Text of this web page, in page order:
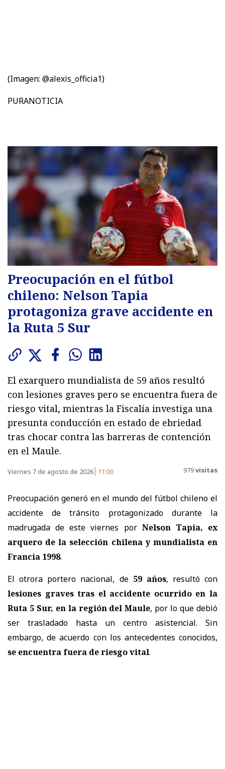
(Imagen: @alexis_officia1)
PURANOTICIA
Preocupación en el fútbol
chileno: Nelson Tapia
protagoniza grave accidente en
la Ruta 5 Sur
El exarquero mundialista de 59 años resultó
con lesiones graves pero se encuentra fuera de
riesgo vital, mientras la Fiscalía investiga una
presunta conducción en estado de ebriedad
tras chocar contra las barreras de contención
en el Maule.
Viernes 7 de agosto de 2026 11:00 979visitas
Preocupación generó en el mundo del fútbol chileno el
accidente de tránsito protagonizado durante la
madrugada de este viernes por Nelson Tapia, ex
arquero de la selección chilena y mundialista en
Francia 1998.
El otrora portero nacional, de 59 años, resultó con
lesiones graves tras el accidente ocurrido en la
Ruta 5 Sur, en la región del Maule, por lo que debió
ser trasladado hasta un centro asistencial. Sin
embargo, de acuerdo con los antecedentes conocidos,
se encuentra fuera de riesgo vital.